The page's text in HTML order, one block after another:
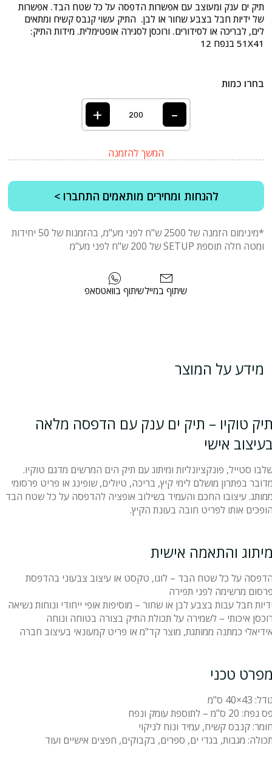
תיק ים ענק ומעוצב עם אפשרות הדפסה על כל שטח הבד. אפשרות
של ידיות חבל בצבע שחור או לבן. התיק עשוי קנבס קשיח ומתאים
לים, לבריכה או לסידורים. ורוכסן לסגירה אופטימלית. מידות התיק:
51X41 בנפח 12
בחרו כמות
-
+
המשך להזמנה
להנחות ומחירים מותאמים התחברו >
*מינימום הזמנה של 2500 ש"ח לפני מע"מ, בהזמנות של 50 יחידות
ומטה חלה תוספת SETUP של 200 ש"ח לפני מע"מ
שיתוף בוואטסאפשיתוף במייל
מידע על המוצר
טוקיו – תיק ים ענק עם הדפסה מלאה
אישי
סטייל, פונקציונליות ומיתוג עם תיק הים המרשים מדגם טוקיו.
בפתרון מושלם לימי קיץ, בריכה, טיולים, שופינג או פריט פרסומי
עיצובו החכם והעמיד בשילוב אופציה להדפסה על כל שטח הבד
אותו לפריט חובה בעונת הקיץ.
והתאמה אישית
על כל שטח הבד – לוגו, טקסט או עיצוב צבעוני בהדפסת
מרשימה לפני תפירה
חבל עבות בצבע לבן או שחור – מוסיפות אופי ייחודי ונוחות נשיאה
איכותי – לשמירה על תכולת התיק בצורה בטוחה ונוחה
כמתנה ממותגת, מוצר קד"מ או פריט קמעונאי בעיצוב חברה
טכני
נפח:
קנבס קשיח, עמיד ונוח לניקוי
מגבות, בגדי ים, ספרים, בקבוקים, חפצים אישיים ועוד